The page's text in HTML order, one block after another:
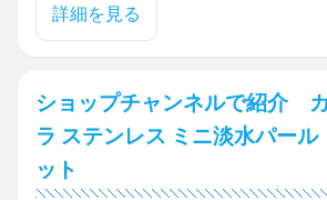
詳細を見る
ショップチャンネルで紹介
ラ ステンレス ミニ淡水パール
ット